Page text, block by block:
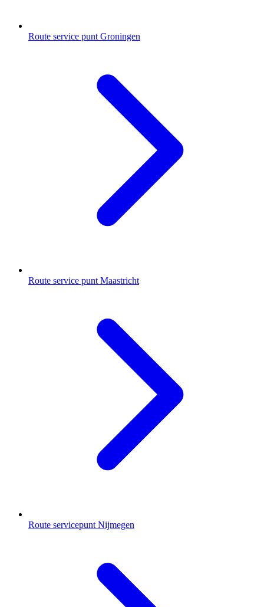
Route service punt Groningen
Route service punt Maastricht
Route servicepunt Nijmegen